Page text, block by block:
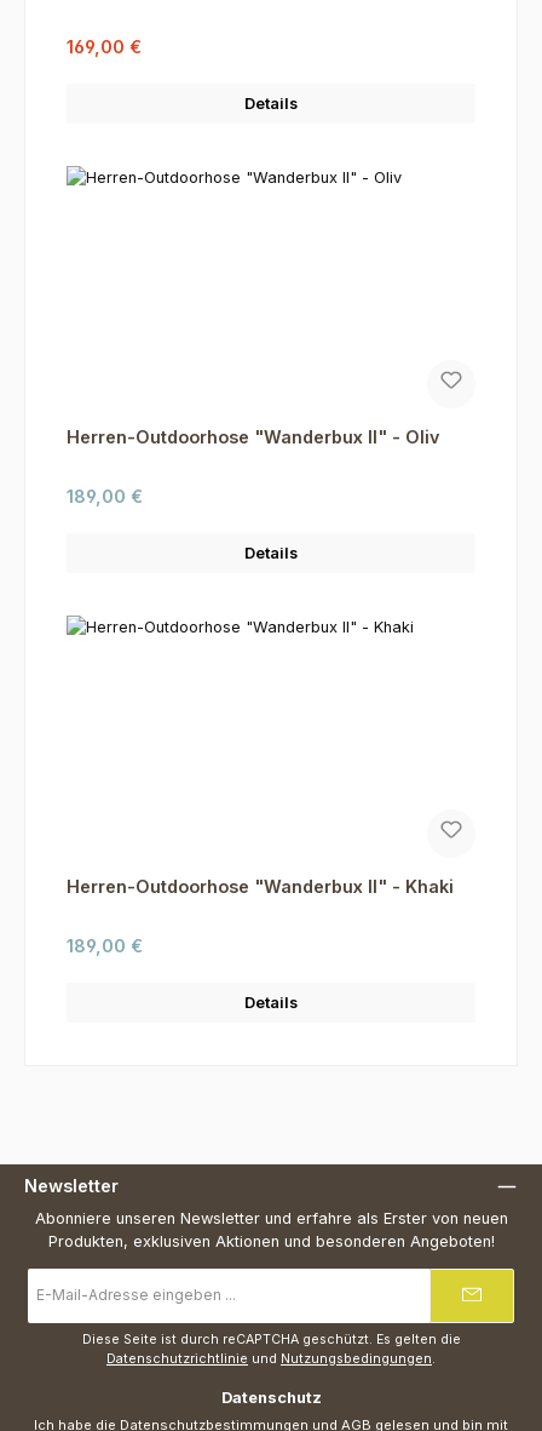
Verkaufspreis:
169,00 €
Details
Herren-Outdoorhose "Wanderbux II" - Oliv
Regulärer Preis:
189,00 €
Details
Herren-Outdoorhose "Wanderbux II" - Khaki
Regulärer Preis:
189,00 €
Details
Newsletter
Abonniere unseren Newsletter und erfahre als Erster von neuen
Produkten, exklusiven Aktionen und besonderen Angeboten!
Mail-
Adresse
Diese Seite ist durch reCAPTCHA geschützt. Es gelten die
Datenschutzrichtlinie und Nutzungsbedingungen.
Datenschutz
Ich habe die Datenschutzbestimmungen und AGB gelesen und bin mit